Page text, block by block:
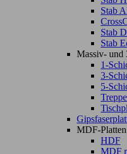
Stab
Stab
Stab
Massiv- und
1-
3-
5-
MDF-Platten
HDF
MDF